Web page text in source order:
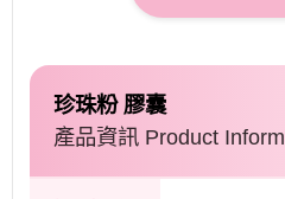
珍珠粉 膠囊
產品資訊 Product